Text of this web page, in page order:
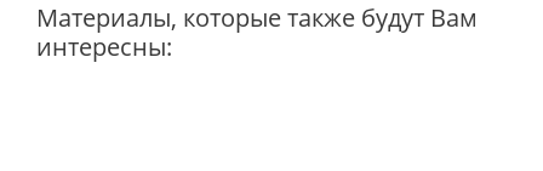
Материалы, которые также будут Вам
интересны: